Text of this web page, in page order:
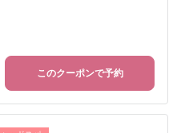
このクーポンで予約